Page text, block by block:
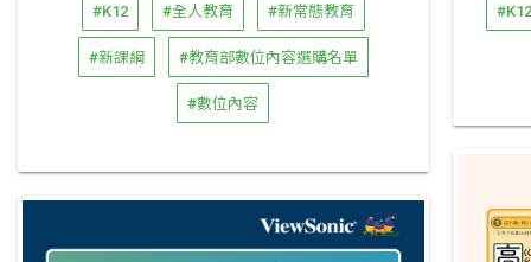
#K12 #全人教育 #新常態教育
#新課綱 #教育部數位內容選購名單
#數位內容